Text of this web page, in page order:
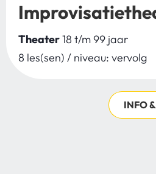
Theater18 t/m 99 jaar
8 les(sen) / niveau: vervolg
INFO